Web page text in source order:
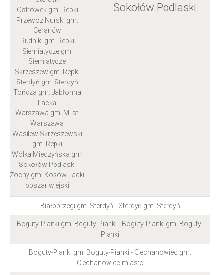
Ostrówek gm. Repki
Przewóz Nurski gm.
Ceranów
Rudniki gm. Repki
Siemiatycze gm.
Siemiatycze
Skrzeszew gm. Repki
Sterdyń gm. Sterdyń
Tończa gm. Jabłonna
Lacka
Warszawa gm. M. st.
Warszawa
Wasilew Skrzeszewski
gm. Repki
Wólka Miedzyńska gm.
Sokołów Podlaski
Żochy gm. Kosów Lacki
obszar wiejski
Sokołów Podlaski
Białobrzegi gm. Sterdyń - Sterdyń gm. Sterdyń
Boguty-Pianki gm. Boguty-Pianki - Boguty-Pianki gm. Boguty-
Pianki
Boguty-Pianki gm. Boguty-Pianki - Ciechanowiec gm.
Ciechanowiec miasto